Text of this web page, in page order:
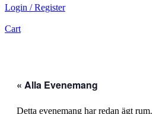
Login / Register
Cart
« Alla Evenemang
Detta evenemang har redan ägt rum.